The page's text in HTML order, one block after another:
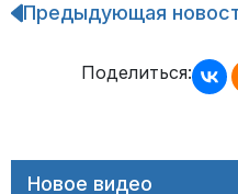
Навигация
записям
Предыдующая
Поделиться:
Новое видео